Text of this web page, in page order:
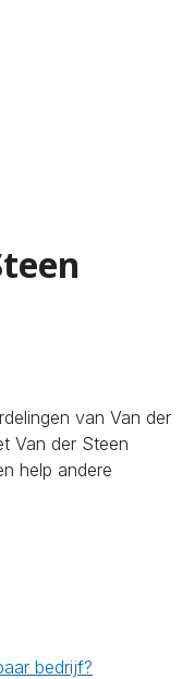
van Van der
Van der Steen
help andere
bedrijf?